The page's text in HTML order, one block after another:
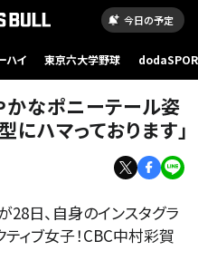
今日の予定
ハイ 東京六大学野球
かなポニーテール姿
にハマっております」
日、自身のインスタグラ
ティブ女子！CBC中村彩賀